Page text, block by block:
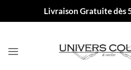
Livraison Gratuite dès